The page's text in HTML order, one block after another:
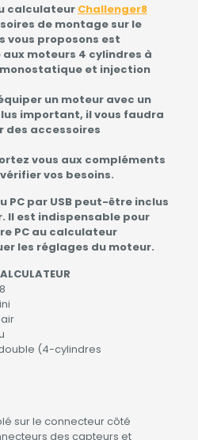
calculateur Challenger8
de montage sur le
vous proposons est
moteurs 4 cylindres à
et injection
un moteur avec un
important, il vous faudra
accessoires
vous aux compléments
vos besoins.
PC par USB peut-être inclus
Il est indispensable pour
PC au calculateur
les réglages du moteur.
(4-cylindres
sur le connecteur côté
des capteurs et